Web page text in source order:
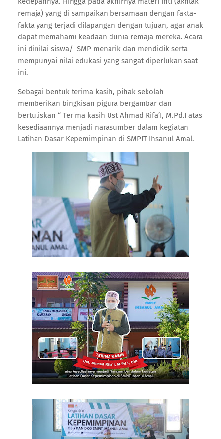
remaja) yang di sampaikan bersamaan dengan fakta-
fakta yang terjadi dilapangan dengan tujuan, agar anak
dapat memahami keadaan dunia remaja mereka. Acara
ini dinilai siswa/i SMP menarik dan mendidik serta
mempunyai nilai edukasi yang sangat diperlukan saat
ini.
Sebagai bentuk terima kasih, pihak sekolah
memberikan bingkisan pigura bergambar dan
bertuliskan “ Terima kasih Ust Ahmad Rifa’I, M.Pd.I atas
kesediaannya menjadi narasumber dalam kegiatan
Latihan Dasar Kepemimpinan di SMPIT Ihsanul Amal.